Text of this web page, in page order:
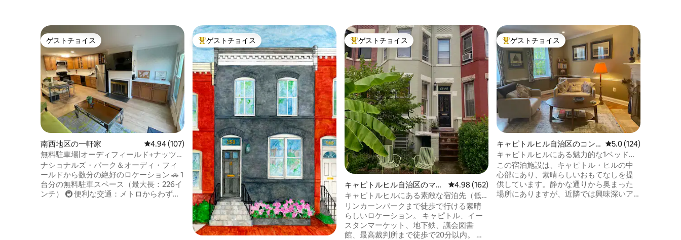
ゲストチョイス
ゲストチョイス
南西地区の一軒家 レビュー107件、5つ星中4.94つ星の平均評価
4.94 (107)
無料駐車場|オーディフィールド+ナッツパ
ークホーム
ナショナルズ・パーク＆オーディ・フィ
ールドから数分の絶好のロケーション 🚗 1
台分の無料駐車スペース（最大長：226イ
ンチ） 🚇 便利な交通：メトロからわずか3
大好評のゲストチョイスです。
ゲストチョイス 大好評のゲストチョイスです。
ゲストチョイス
キャピトルヒル自治区のマン
ション・アパート
レビュー162件、5つ星中4.98つ星の平均評価
4.98 (162)
キャピトルヒルにある素敵な宿泊先（低
層階）
リンカーンパークまで徒歩で行ける素晴
らしいロケーション。 キャピトル、イー
スタンマーケット、地下鉄、議会図書
館、最高裁判所まで徒歩で20分以内。 自
大好評のゲストチョイスです。
ゲストチョイス
キャピトルヒル自治区のコン
ドミニアム
レビュー124件、5つ
5.0 (124)
キャピトルヒルにある魅力的な1ベッドル
ームのアパート
この宿泊施設は、キャピトル・ヒルの中
心部にあり、素晴らしいおもてなしを提
供しています。静かな通りから奥まった
場所にありますが、近隣では興味深いア